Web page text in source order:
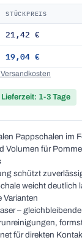
STÜCKPREIS
21,42 €
19,04 €
1-3 Tage
Pappschalen im
Volumen für
schützt
weicht deutlich
Varianten
–
für direkten